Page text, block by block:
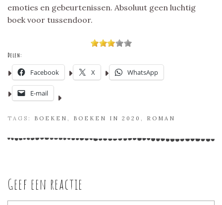
emoties en gebeurtenissen. Absoluut geen luchtig
boek voor tussendoor.
Delen:
Facebook X WhatsApp
E-mail
TAGS: BOEKEN BOEKEN IN 2020 ROMAN
Geef een reactie